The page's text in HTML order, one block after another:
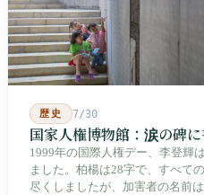
歴史 7/30
国家人権博物館：涙の碑
1999年の国際人権デー、李登輝
ました。柏楊は28字で、すべて
尽くしましたが、加害者の名前